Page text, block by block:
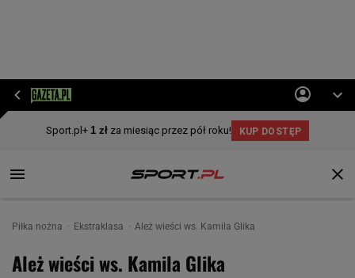
Piłka nożna Ekstraklasa Ależ wieści ws. Kamila Glika
Ależ wieści ws. Kamila Glika